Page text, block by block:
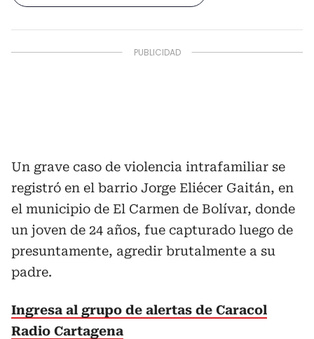
Un grave caso de violencia intrafamiliar se
registró en el barrio Jorge Eliécer Gaitán, en
el municipio de El Carmen de Bolívar, donde
un joven de 24 años, fue capturado luego de
presuntamente, agredir brutalmente a su
padre.
Ingresa al grupo de alertas de Caracol
Radio Cartagena